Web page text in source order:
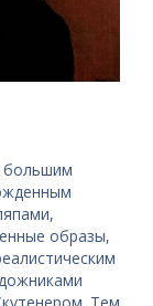
большим
образы,